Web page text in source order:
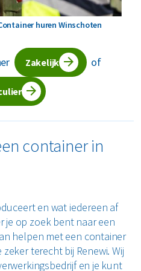
huren Winschoten
huren Winschoten
Zakelijk of
container in
en wat iedereen af
je op zoek bent naar een
helpen met een container
terecht bij Renewi. Wij
en je kunt